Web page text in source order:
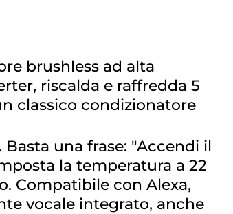
brushless ad alta
riscalda e raffredda 5
classico condizionatore
una frase: "Accendi il
la temperatura a 22
Compatibile con Alexa,
vocale integrato, anche